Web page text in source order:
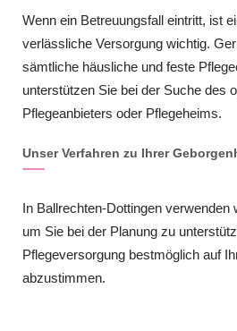
Wenn ein Betreuungsfall eintritt, ist
verlässliche Versorgung wichtig.
sämtliche häusliche und feste
unterstützen Sie bei der Suche des
Pflegeanbieters oder Pflegeheims.
Unser Verfahren zu Ihrer
In Ballrechten-Dottingen verwenden
um Sie bei der Planung zu
Pflegeversorgung bestmöglich auf
abzustimmen.